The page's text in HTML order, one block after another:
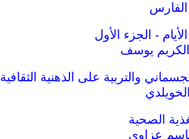
الفارس
- الجزء الأول
يوسف
والتربية على الذهنية الثقافية
الصحية
عزاوي